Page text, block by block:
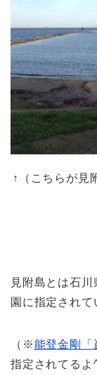
↑（こちらが見
見附島とは石
園に指定されて
（※能登金剛「
指定されてるよ